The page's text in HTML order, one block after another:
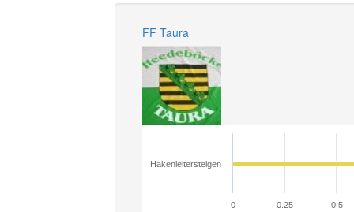
FF Taura
Hakenleitersteigen
0 0.25 0.5